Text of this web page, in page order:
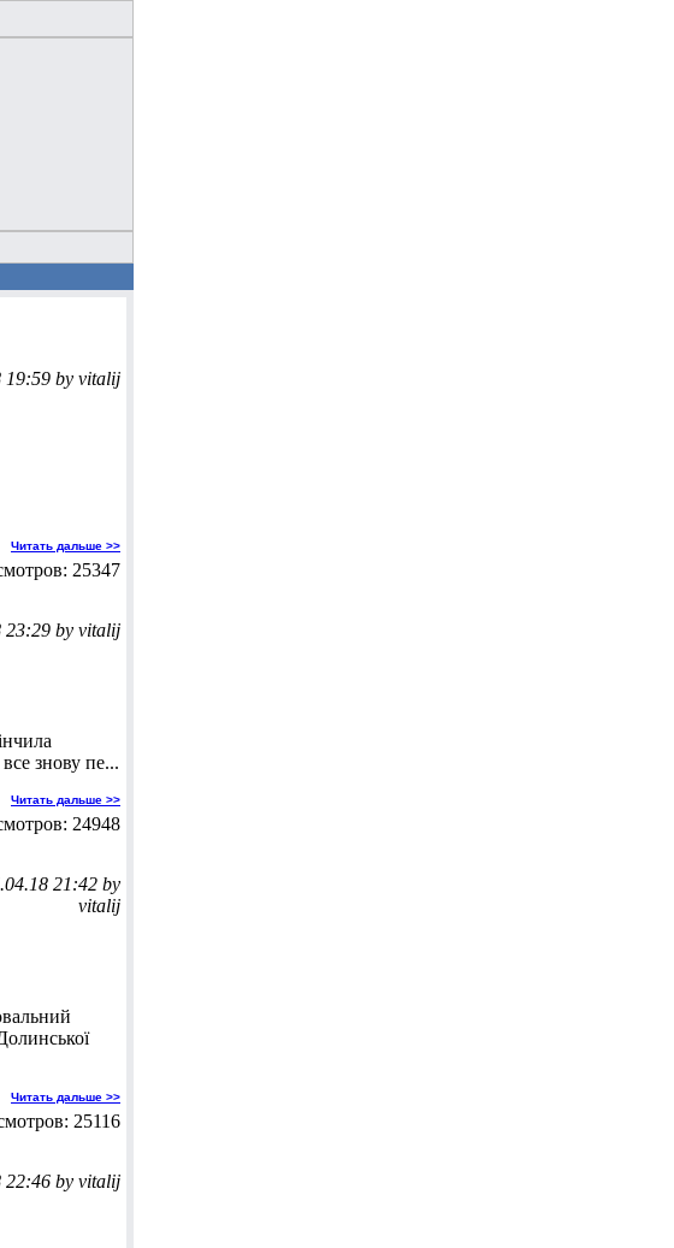
19:59 by vitalij
Читать дальше >>
25347
23:29 by vitalij
знову пе...
Читать дальше >>
24948
21:42 by
vitalij
Читать дальше >>
25116
22:46 by vitalij